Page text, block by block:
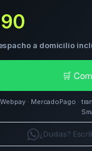
a domicilio
🛒
· MercadoPago ·
¿Dudas?